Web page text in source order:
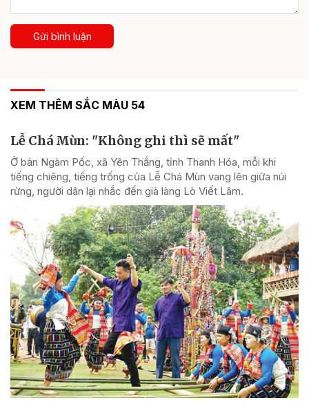
Gửi bình luận
XEM THÊM SẮC MÀU 54
Lễ Chá Mùn: "Không ghi thì sẽ mất"
Ở bản Ngàm Pốc, xã Yên Thắng, tỉnh Thanh Hóa, mỗi khi
tiếng chiêng, tiếng trống của Lễ Chá Mùn vang lên giữa núi
rừng, người dân lại nhắc đến già làng Lò Viết Lâm.